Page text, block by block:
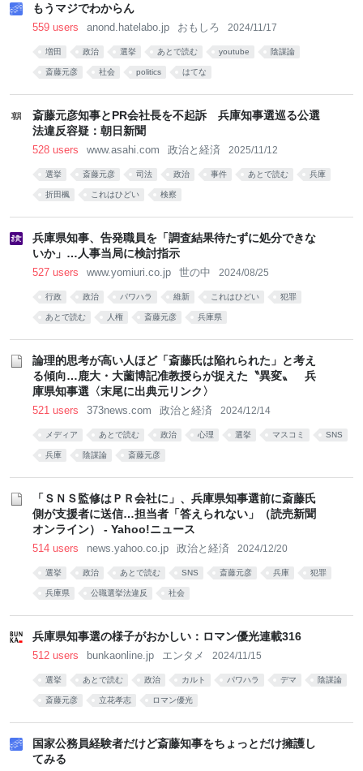
もうマジでわからん
559 users anond.hatelabo.jp おもしろ 2024/11/17
増田 政治 選挙 あとで読む youtube 陰謀論
斎藤元彦 社会 politics はてな
斎藤元彦知事とPR会社長を不起訴 兵庫知事選巡る公選
法違反容疑：朝日新聞
528 users www.asahi.com 政治と経済 2025/11/12
選挙 斎藤元彦 司法 政治 事件 あとで読む 兵庫
折田楓 これはひどい 検察
兵庫県知事、告発職員を「調査結果待たずに処分できな
いか」…人事当局に検討指示
527 users www.yomiuri.co.jp 世の中 2024/08/25
行政 政治 パワハラ 維新 これはひどい 犯罪
あとで読む 人権 斎藤元彦 兵庫県
論理的思考が高い人ほど「斎藤氏は陥れられた」と考え
る傾向…鹿大・大薗博記准教授らが捉えた〝異変〟 兵
庫県知事選〈末尾に出典元リンク〉
521 users 373news.com 政治と経済 2024/12/14
メディア あとで読む 政治 心理 選挙 マスコミ SNS
兵庫 陰謀論 斎藤元彦
「ＳＮＳ監修はＰＲ会社に」、兵庫県知事選前に斎藤氏
側が支援者に送信…担当者「答えられない」（読売新聞
オンライン） - Yahoo!ニュース
514 users news.yahoo.co.jp 政治と経済 2024/12/20
選挙 政治 あとで読む SNS 斎藤元彦 兵庫 犯罪
兵庫県 公職選挙法違反 社会
兵庫県知事選の様子がおかしい：ロマン優光連載316
512 users bunkaonline.jp エンタメ 2024/11/15
選挙 あとで読む 政治 カルト パワハラ デマ 陰謀論
斎藤元彦 立花孝志 ロマン優光
国家公務員経験者だけど斎藤知事をちょっとだけ擁護し
てみる